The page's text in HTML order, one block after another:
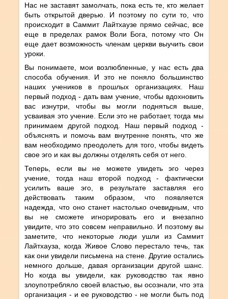
Нас не заставят замолчать, пока есть те, кто желает
быть открытой дверью. И поэтому по сути то, что
происходит в Саммит Лайтхаузе прямо сейчас, все
еще в пределах рамок Воли Бога, потому что Он
еще дает возможность членам церкви выучить свои
уроки.
Вы понимаете, мои возлюбленные, у нас есть два
способа обучения. И это не поняло большинство
наших учеников в прошлых организациях. Наш
первый подход - дать вам учение, чтобы вдохновить
вас изнутри, чтобы вы могли подняться выше,
усваивая это учение. Если это не работает, тогда мы
принимаем другой подход. Наш первый подход -
объяснять и помочь вам внутренне понять, что же
вам необходимо преодолеть для того, чтобы видеть
свое эго и как вы должны отделять себя от него.
Теперь, если вы не можете увидеть эго через
учение, тогда наш второй подход - фактически
усилить ваше эго, в результате заставляя его
действовать таким образом, что появляется
надежда, что оно станет настолько очевидным, что
вы не сможете игнорировать его и внезапно
увидите, что это совсем неправильно. И поэтому вы
заметите, что некоторые люди ушли из Саммит
Лайтхауза, когда Живое Слово перестало течь, так
как они увидели письмена на стене. Другие остались
немного дольше, давая организации другой шанс.
Но когда вы увидели, как руководство так явно
злоупотребляло своей властью, вы осознали, что эта
организация - и ее руководство - не могли быть под